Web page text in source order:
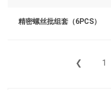
精密螺丝批组套（6PCS）
❮ 1